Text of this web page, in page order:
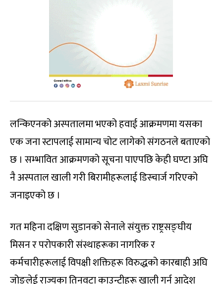
लन्किएनको अस्पतालमा भएको हवाई आक्रमणमा यसका
एक जना स्टापलाई सामान्य चोट लागेको संगठनले बताएको
छ । सम्भावित आक्रमणको सूचना पाएपछि केही घण्टा अघि
नै अस्पताल खाली गरी बिरामीहरूलाई डिस्चार्ज गरिएको
जनाइएको छ ।
गत महिना दक्षिण सुडानको सेनाले संयुक्त राष्ट्रसङ्घीय
मिसन र परोपकारी संस्थाहरूका नागरिक र
कर्मचारीहरूलाई विपक्षी शक्तिहरू विरुद्धको कारबाही अघि
जोङ्लेई राज्यका तिनवटा काउन्टीहरू खाली गर्न आदेश